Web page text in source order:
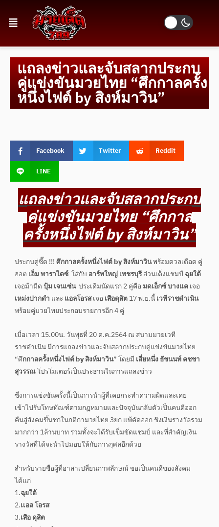
แถลงข่าวและจับสลากประกบ
คู่แข่งขันมวยไทย “ศึกกาลครั้ง
หนึ่งไฟต์ by สิงห์มาวิน”
Facebook Twitter
Reddit
LINE
แถลงข่าวและจับสลากประกบ
คู่แข่งขันมวยไทย “ศึกกาล
ครั้งหนึ่งไฟต์ by สิงห์มาวิน”
ประกบคู่ซี๊ด !!!ศึกกาลครั้งหนึ่งไฟต์ by สิงห์มาวินพร้อมดวลเดือด คู่
ฮอต เอ็ม พาราไดซ์ใส่กับ อาร์ทใหญ่ เพชรบุรีส่วนเต็งแชมป์ ฉุยใต้
เจอม้ามืดปุ้ม เจนเซ่นประเดิมนัดแรก 2 คู่คือ มดเอ็กซ์ บางแคเจอ
เหม่งปากดำ และ แอลโอรสเจอ เสือดุสิต17 พ.ย.นี้เวทีราชดำเนิน
พร้อมคู่มวยไทยประกอบรายการอีก 4 คู่
เมื่อเวลา 15.00น. วันพุธที่ 20 ต.ค.2564 ณ สนามมวยเวที
ราชดำเนิน มีการแถลงข่าวและจับสลากประกบคู่แข่งขันมวยไทย
“ศึกกาลครั้งหนึ่งไฟต์ by สิงห์มาวิน” โดยมี เสี่ยหนึ่ง ธัชนนท์ คชชา
สุวรรณโปรโมเตอร์เป็นประธานในการแถลงข่าว
ซึ่งการแข่งขันครั้งนี้เป็นการนำผู้ที่เคยกระทำความผิดและเคย
เข้าไปรับโทษทัณฑ์ตามกฏหมายและปัจจุบันกลับตัวเป็นคนดีออก
คืนสู่สังคมขึ้นชกในกติกามวยไทย 3ยก แพ้คัดออก ชิงเงินรางวัลรวม
มากกว่า 1ล้านบาท รวมทั้งจะได้รับเข็มขัดแชมป์ และที่สำคัญเงิน
รางวัลที่ได้จะนำไปมอบให้กับการกุศลอีกด้วย
สำหรับรายชื่อผู้ที่อาสาเปลี่ยนภาพลักษณ์ ขอเป็นคนดีของสังคม
ได้แก่
1.ฉุยใต้
2.เเอล โอรส
3.เสือ ดุสิต